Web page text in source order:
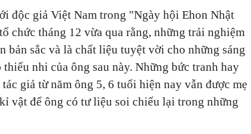
độc giả Việt Nam trong "Ngày hội Ehon Nhật
chức tháng 12 vừa qua rằng, những trải nghiệm
bản sắc và là chất liệu tuyệt vời cho những sáng
nhi của ông sau này. Những bức tranh hay
giả từ năm ông 5, 6 tuổi hiện nay vẫn được mẹ
vật để ông có tư liệu soi chiếu lại trong những